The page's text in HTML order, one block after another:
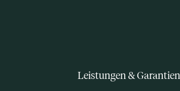
Leistungen & Garantien